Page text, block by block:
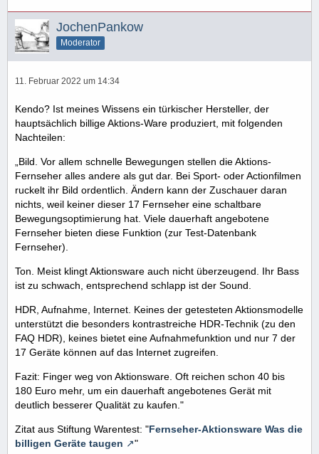
JochenPankow
Moderator
11. Februar 2022 um 14:34
Kendo? Ist meines Wissens ein türkischer Hersteller, der
hauptsächlich billige Aktions-Ware produziert, mit folgenden
Nachteilen:
„Bild. Vor allem schnelle Bewegungen stellen die Aktions-
Fernseher alles andere als gut dar. Bei Sport- oder Actionfilmen
ruckelt ihr Bild ordentlich. Ändern kann der Zuschauer daran
nichts, weil keiner dieser 17 Fernseher eine schalt­bare
Bewegungs­optimierung hat. Viele dauer­haft angebotene
Fernseher bieten diese Funk­tion (zur Test-Datenbank
Fernseher).
Ton. Meist klingt Aktions­ware auch nicht über­zeugend. Ihr Bass
ist zu schwach, entsprechend schlapp ist der Sound.
HDR, Aufnahme, Internet. Keines der getesteten Aktions­modelle
unterstützt die besonders kontrast­reiche HDR-Technik (zu den
FAQ HDR), keines bietet eine Aufnahme­funk­tion und nur 7 der
17 Geräte können auf das Internet zugreifen.
Fazit: Finger weg von Aktions­ware. Oft reichen schon 40 bis
180 Euro mehr, um ein dauer­haft angebotenes Gerät mit
deutlich besserer Qualität zu kaufen."
Zitat aus Stiftung Warentest: "Fernseher-Aktions­ware Was die
billigen Geräte taugen
"